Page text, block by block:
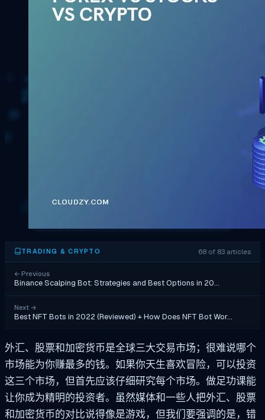
TRADING & CRYPTO 68 of 83 articles
← Previous
Binance Scalping Bot: Strategies and Best Options in 20…
Next →
Best NFT Bots in 2022 (Reviewed) + How Does NFT Bot Wor…
外汇、股票和加密货币是全球三大交易市场；很难说哪个
市场能为你赚最多的钱。如果你天生喜欢冒险，可以投资
这三个市场，但首先应该仔细研究每个市场。做足功课能
让你成为精明的投资者。虽然媒体和一些人把外汇、股票
和加密货币的对比说得像是游戏，但我们要强调的是，错